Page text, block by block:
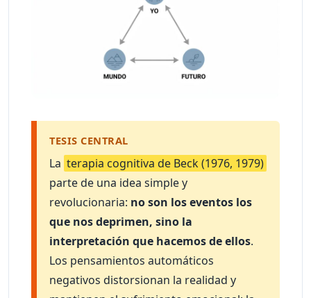
TESIS CENTRAL
La terapia cognitiva de Beck (1976, 1979)
parte de una idea simple y
revolucionaria: no son los eventos los
que nos deprimen, sino la
interpretación que hacemos de ellos.
Los pensamientos automáticos
negativos distorsionan la realidad y